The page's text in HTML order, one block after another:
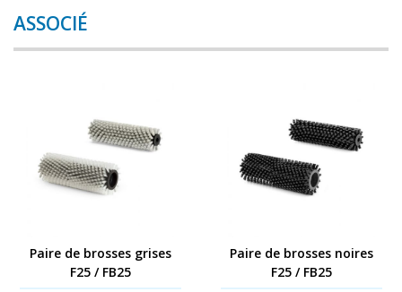
ASSOCIÉ
Paire de brosses grises
F25 / FB25
Paire de brosses noires
F25 / FB25